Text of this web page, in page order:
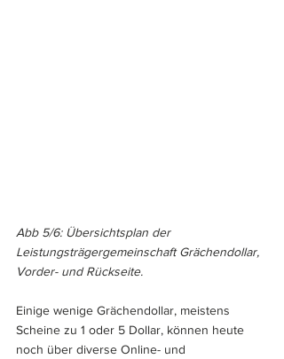
Abb 5/6: Übersichtsplan der
Leistungsträgergemeinschaft Grächendollar,
Vorder- und Rückseite.
Einige wenige Grächendollar, meistens
Scheine zu 1 oder 5 Dollar, können heute
noch über diverse Online- und